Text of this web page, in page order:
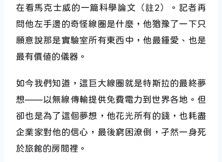
在看馬克士威的一篇科學論文（註2）。記者再
問他左手邊的奇怪線圈是什麼，他猶豫了一下只
願意說那是實驗室所有東西中，他最鍾愛、也是
最有價值的儀器。
如今我們知道，這巨大線圈就是特斯拉的最終夢
想——以無線傳輸提供免費電力到世界各地。但
卻也是為了這個夢想，他花光所有的錢，也耗盡
企業家對他的信心，最後窮困潦倒，孑然一身死
於旅館的房間裡。